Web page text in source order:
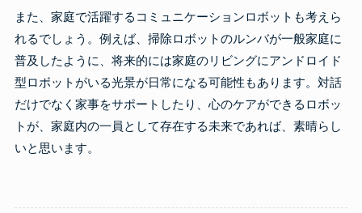
また、家庭で活躍するコミュニケーションロボットも考えら
れるでしょう。例えば、掃除ロボットのルンバが一般家庭に
普及したように、将来的には家庭のリビングにアンドロイド
型ロボットがいる光景が日常になる可能性もあります。対話
だけでなく家事をサポートしたり、心のケアができるロボッ
トが、家庭内の一員として存在する未来であれば、素晴らし
いと思います。